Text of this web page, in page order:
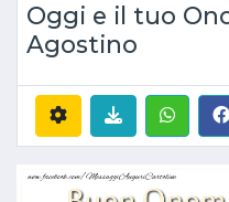
Oggi e il tuo
Agostino